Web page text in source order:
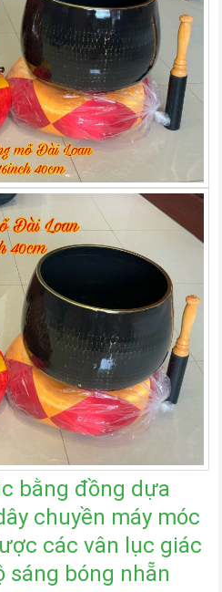
bằng đồng dựa
chuyền máy móc
các vân lục giác
sáng bóng nhẵn